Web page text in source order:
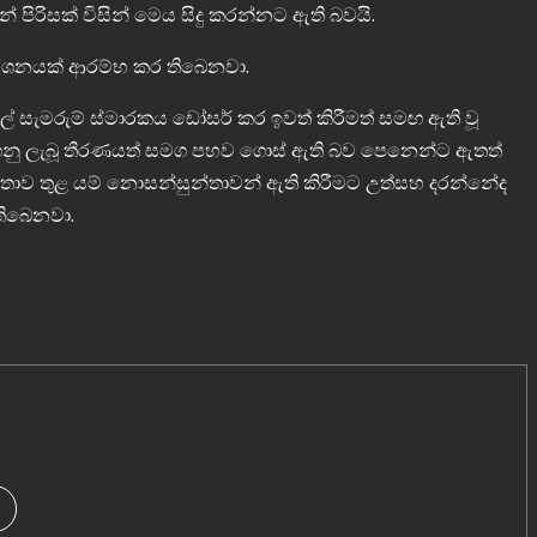
පිරිසක් විසින් මෙය සිදු කරන්නට ඇති බවයි.
ආරම්භ කර තිබෙනවා.
සැමරුම් ස්මාරකය ඩෝසර් කර ඉවත් කිරීමත් සමඟ ඇති වූ
ලැබූ තීරණයත් සමග පහව ගොස් ඇති බව පෙනෙන්ට ඇතත්
තුළ යම් නොසන්සුන්තාවන් ඇති කිරීමට උත්සහ දරන්නේද